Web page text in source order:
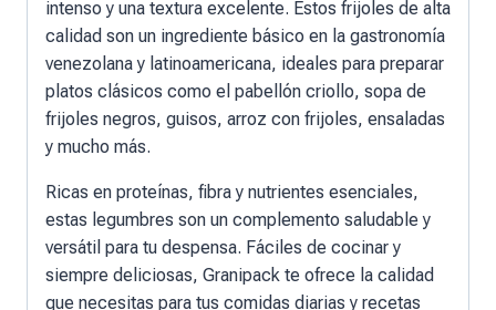
intenso y una textura excelente. Estos frijoles de alta
calidad son un ingrediente básico en la gastronomía
venezolana y latinoamericana, ideales para preparar
platos clásicos como el pabellón criollo, sopa de
frijoles negros, guisos, arroz con frijoles, ensaladas
y mucho más.
Ricas en proteínas, fibra y nutrientes esenciales,
estas legumbres son un complemento saludable y
versátil para tu despensa. Fáciles de cocinar y
siempre deliciosas, Granipack te ofrece la calidad
que necesitas para tus comidas diarias y recetas